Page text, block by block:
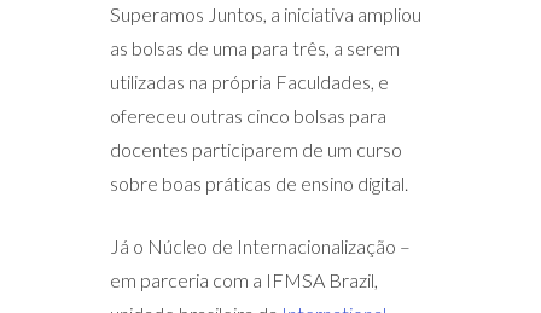
Superamos Juntos, a iniciativa ampliou
as bolsas de uma para três, a serem
utilizadas na própria Faculdades, e
ofereceu outras cinco bolsas para
docentes participarem de um curso
sobre boas práticas de ensino digital.
Já o Núcleo de Internacionalização –
em parceria com a IFMSA Brazil,